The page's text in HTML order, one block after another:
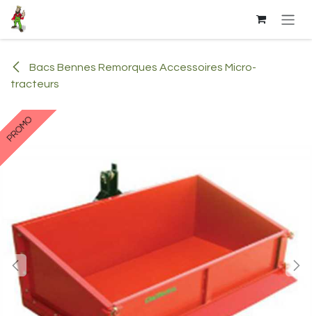
Se rendre au contenu
Bacs Bennes Remorques Accessoires Micro-
tracteurs
PROMO
PROMO